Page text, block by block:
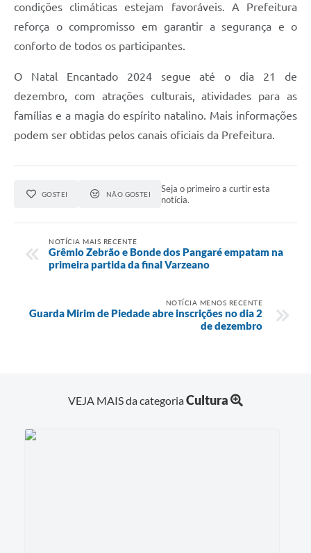
condições climáticas estejam favoráveis. A Prefeitura
reforça o compromisso em garantir a segurança e o
conforto de todos os participantes.
O Natal Encantado 2024 segue até o dia 21 de
dezembro, com atrações culturais, atividades para as
famílias e a magia do espírito natalino. Mais informações
podem ser obtidas pelos canais oficiais da Prefeitura.
GOSTEI NÃO GOSTEI
Seja o primeiro a curtir esta
notícia.
NOTÍCIA MAIS RECENTE
Grêmio Zebrão e Bonde dos Pangaré empatam na
primeira partida da final Varzeano
NOTÍCIA MENOS RECENTE
Guarda Mirim de Piedade abre inscrições no dia 2
de dezembro
VEJA MAIS da categoriaCultura